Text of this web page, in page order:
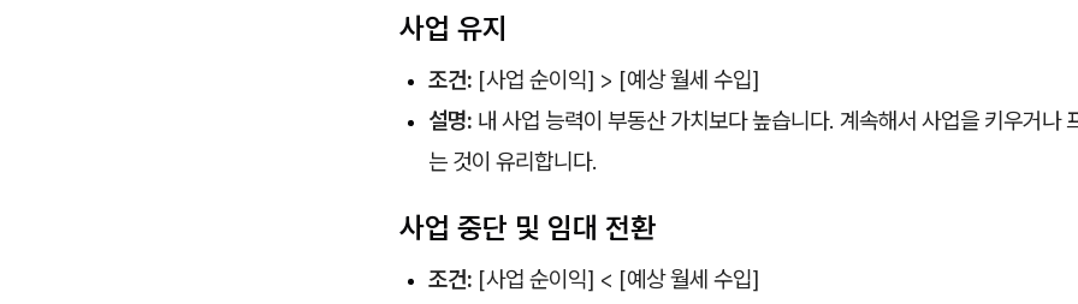
사업 유지
조건: [사업 순이익] > [예상 월세 수입]
설명: 내 사업 능력이 부동산 가치보다 높습니다. 계속해서 사업을 키우거나
는 것이 유리합니다.
사업 중단 및 임대 전환
조건: [사업 순이익] < [예상 월세 수입]